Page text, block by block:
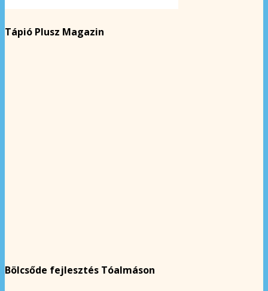
Tápió Plusz Magazin
Bölcsőde fejlesztés Tóalmáson